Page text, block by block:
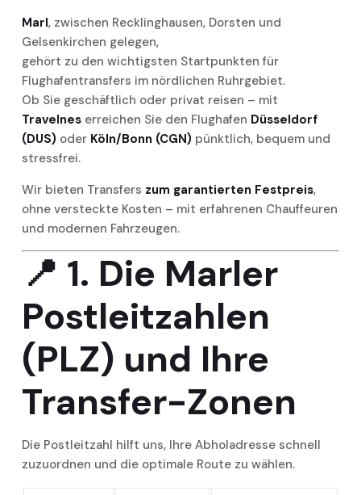
Marl, zwischen Recklinghausen, Dorsten und
Gelsenkirchen gelegen,
gehört zu den wichtigsten Startpunkten für
Flughafentransfers im nördlichen Ruhrgebiet.
Ob Sie geschäftlich oder privat reisen – mit
Travelnes erreichen Sie den Flughafen Düsseldorf
(DUS) oder Köln/Bonn (CGN) pünktlich, bequem und
stressfrei.
Wir bieten Transfers zum garantierten Festpreis,
ohne versteckte Kosten – mit erfahrenen Chauffeuren
und modernen Fahrzeugen.
📍 1. Die Marler
Postleitzahlen
(PLZ) und Ihre
Transfer-Zonen
Die Postleitzahl hilft uns, Ihre Abholadresse schnell
zuzuordnen und die optimale Route zu wählen.